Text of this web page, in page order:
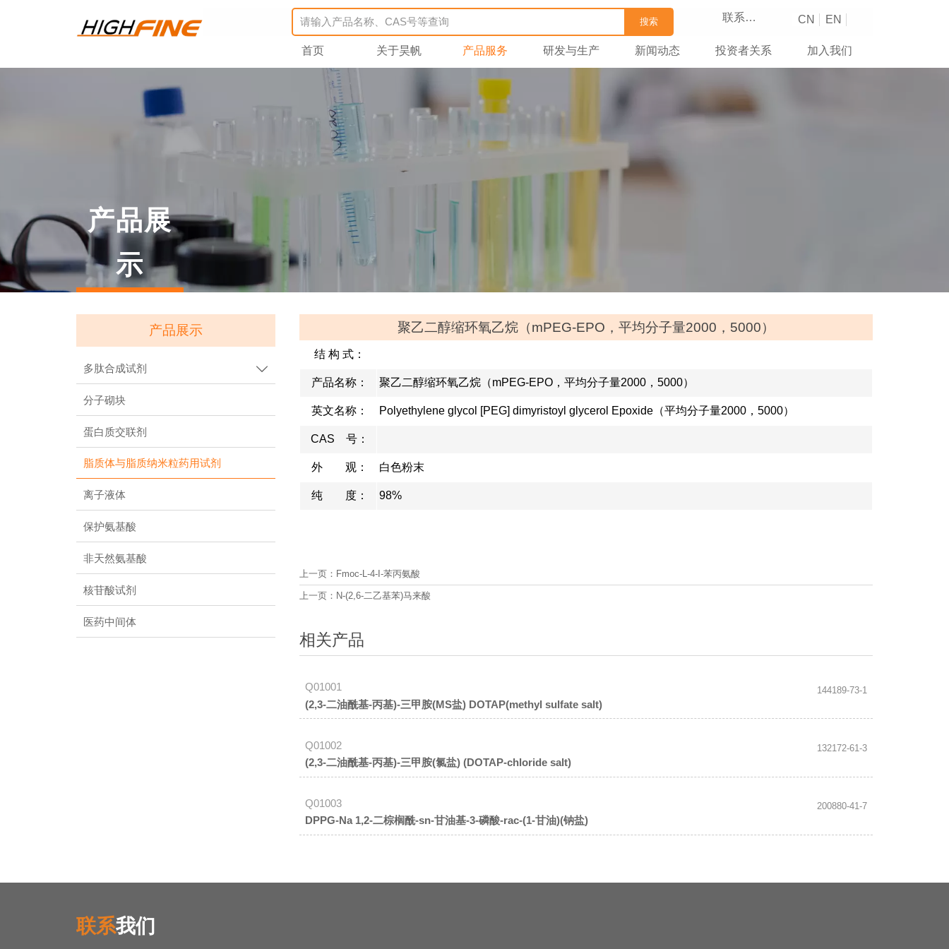
搜索 联系我们 CN EN
首页 关于昊帆 产品服务 研发与生产 新闻动态 投资者关系 加入我们
产品展
示
产品展示
多肽合成试剂 
分子砌块
蛋白质交联剂
脂质体与脂质纳米粒药用试剂
离子液体
保护氨基酸
非天然氨基酸
核苷酸试剂
医药中间体
聚乙二醇缩环氧乙烷（mPEG-EPO，平均分子量2000，5000）
结 构 式：
产品名称： 聚乙二醇缩环氧乙烷（mPEG-EPO，平均分子量2000，5000）
英文名称： Polyethylene glycol [PEG] dimyristoyl glycerol Epoxide（平均分子量2000，5000）
CAS 号：
外 观： 白色粉末
纯 度： 98%
上一页： Fmoc-L-4-I-苯丙氨酸
上一页： N-(2,6-二乙基苯)马来酸
相关产品
Q01001
(2,3-二油酰基-丙基)-三甲胺(MS盐) DOTAP(methyl sulfate salt)
144189-73-1
Q01002
(2,3-二油酰基-丙基)-三甲胺(氯盐) (DOTAP-chloride salt)
132172-61-3
Q01003
DPPG-Na 1,2-二棕榈酰-sn-甘油基-3-磷酸-rac-(1-甘油)(钠盐)
200880-41-7
联系我们